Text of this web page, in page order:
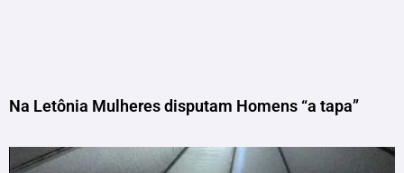
Na Letônia Mulheres disputam Homens “a tapa”